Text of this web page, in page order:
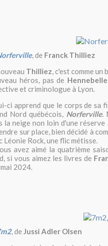
, de Franck Thilliez
Thilliez, c'est comme un
héros, pas de
et criminologue à Lyon.
ci apprend que le corps de sa
Nord québécois, Norferville.
la neige non loin d'une
sur place, bien décidé à
Léonie Rock, une flic métisse.
avez aimé la quatrième
si vous aimez les livres de
2024.
, de Jussi Adler Olsen